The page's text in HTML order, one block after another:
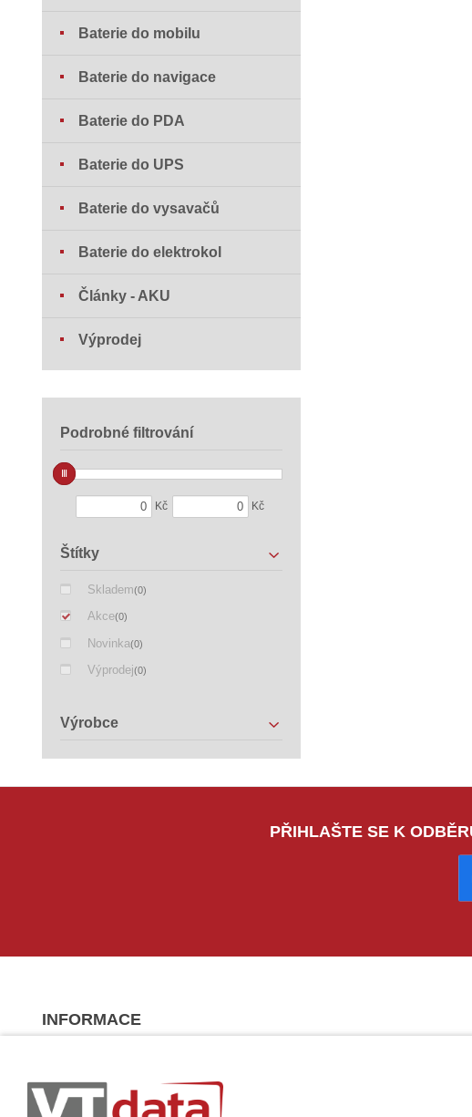
Baterie do mobilu
Baterie do navigace
Baterie do PDA
Baterie do UPS
Baterie do vysavačů
Baterie do elektrokol
Články - AKU
Výprodej
Podrobné filtrování
Kč Kč
Štítky
Skladem(0)
Akce(0)
Novinka(0)
Výprodej(0)
Výrobce
PŘIHLAŠTE SE K
INFORMACE
Výhody pro studenty
Pronájem výpočetní techniky